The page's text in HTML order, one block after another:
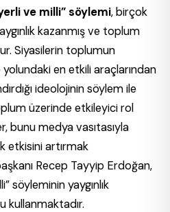
ve milli” söylemi, birçok
kazanmış ve toplum
Siyasilerin toplumun
en etkili araçlarından
ideolojinin söylem ile
üzerinde etkileyici rol
bunu medya vasıtasıyla
etkisini artırmak
Recep Tayyip Erdoğan,
söyleminin yaygınlık
kullanmaktadır.